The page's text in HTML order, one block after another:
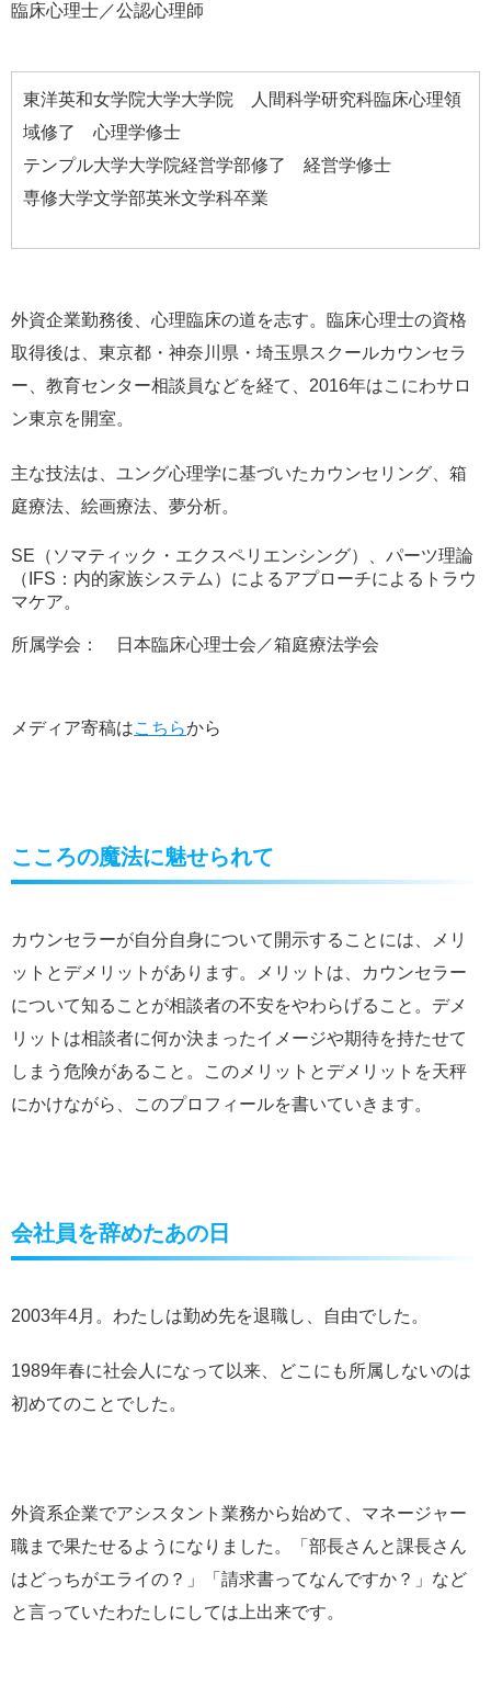
臨床心理士／公認心理師
東洋英和女学院大学大学院 人間科学研究科臨床心理領
域修了 心理学修士
テンプル大学大学院経営学部修了 経営学修士
専修大学文学部英米文学科卒業
外資企業勤務後、心理臨床の道を志す。臨床心理士の資格
取得後は、東京都・神奈川県・埼玉県スクールカウンセラ
ー、教育センター相談員などを経て、2016年はこにわサロ
ン東京を開室。
主な技法は、ユング心理学に基づいたカウンセリング、箱
庭療法、絵画療法、夢分析。
SE （ソマティック・エクスペリエンシング）、パーツ理論
（ IFS ：内的家族システム）によるアプローチによるトラウ
マケア。
所属学会： 日本臨床心理士会／箱庭療法学会
メディア寄稿はこちらから
こころの魔法に魅せられて
カウンセラーが自分自身について開示することには、メリ
ットとデメリットがあります。メリットは、カウンセラー
について知ることが相談者の不安をやわらげること。デメ
リットは相談者に何か決まったイメージや期待を持たせて
しまう危険があること。このメリットとデメリットを天秤
にかけながら、このプロフィールを書いていきます。
会社員を辞めたあの日
2003年4月。わたしは勤め先を退職し、自由でした。
1989年春に社会人になって以来、どこにも所属しないのは
初めてのことでした。
外資系企業でアシスタント業務から始めて、マネージャー
職まで果たせるようになりました。「部長さんと課長さん
はどっちがエライの？」「請求書ってなんですか？」など
と言っていたわたしにしては上出来です。